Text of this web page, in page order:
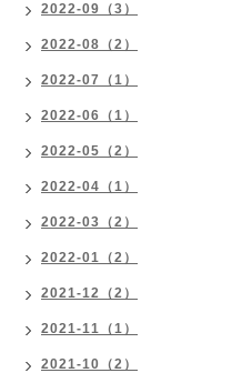
2022-09（3）
2022-08（2）
2022-07（1）
2022-06（1）
2022-05（2）
2022-04（1）
2022-03（2）
2022-01（2）
2021-12（2）
2021-11（1）
2021-10（2）